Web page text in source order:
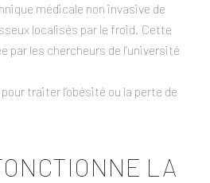
médicale non invasive de
localisés par le froid. Cette
par les chercheurs de l’université
traiter l’obésité ou la perte de
LA